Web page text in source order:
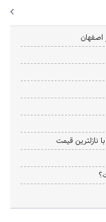
اصفهان
نازلترین قیمت